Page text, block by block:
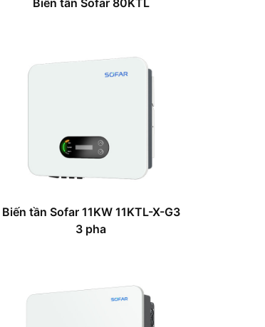
Biến tần Sofar 80KTL
Biến tần Sofar 11KW 11KTL-X-G3
3 pha